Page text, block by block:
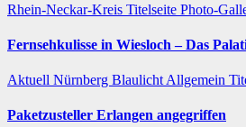
Rhein-Neckar-Kreis Titelseite Photo-
Fernsehkulisse in Wiesloch – Das
Aktuell Nürnberg Blaulicht Allgemein
Paketzusteller Erlangen angegriffen